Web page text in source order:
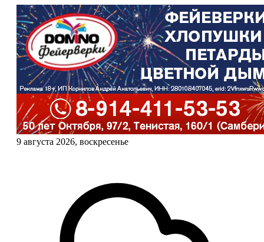
9 августа 2026, воскресенье